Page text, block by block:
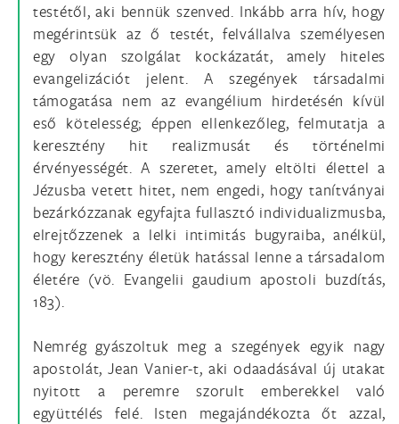
testétől, aki bennük szenved. Inkább arra hív, hogy
megérintsük az ő testét, felvállalva személyesen
egy olyan szolgálat kockázatát, amely hiteles
evangelizációt jelent. A szegények társadalmi
támogatása nem az evangélium hirdetésén kívül
eső kötelesség; éppen ellenkezőleg, felmutatja a
keresztény hit realizmusát és történelmi
érvényességét. A szeretet, amely eltölti élettel a
Jézusba vetett hitet, nem engedi, hogy tanítványai
bezárkózzanak egyfajta fullasztó individualizmusba,
elrejtőzzenek a lelki intimitás bugyraiba, anélkül,
hogy keresztény életük hatással lenne a társadalom
életére (vö. Evangelii gaudium apostoli buzdítás,
183).
Nemrég gyászoltuk meg a szegények egyik nagy
apostolát, Jean Vanier-t, aki odaadásával új utakat
nyitott a peremre szorult emberekkel való
együttélés felé. Isten megajándékozta őt azzal,